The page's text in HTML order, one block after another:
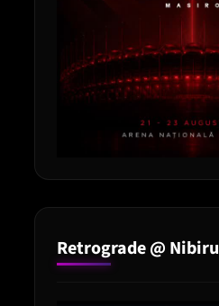
Retrograde @ Nibiru